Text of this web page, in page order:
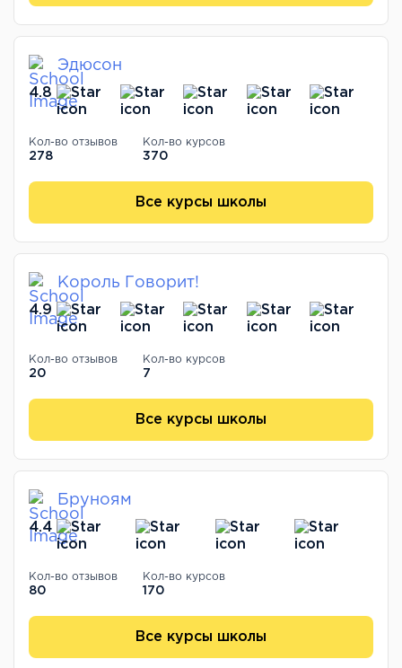
Эдюсон
4.8
Кол-во отзывов
278
Кол-во курсов
370
Все курсы школы
Король Говорит!
4.9
Кол-во отзывов
20
Кол-во курсов
7
Все курсы школы
Бруноям
4.4
Кол-во отзывов
80
Кол-во курсов
170
Все курсы школы